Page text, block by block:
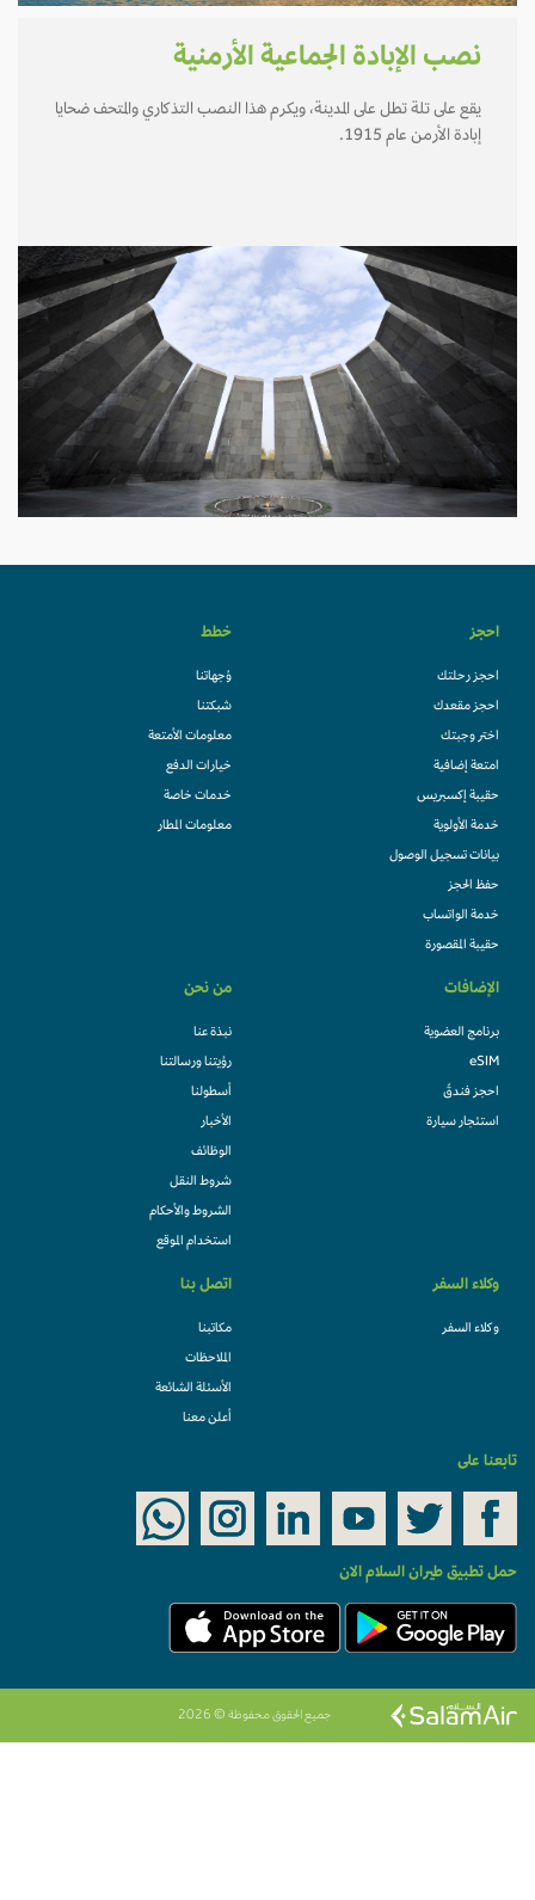
نصب الإبادة الجماعية الأرمنية
يقع على تلة تطل على المدينة، ويكرم هذا النصب التذكاري والمتحف ضحايا
إبادة الأرمن عام 1915.
احجز
احجز رحلتك
احجز مقعدك
اختر وجبتك
امتعة إضافية
حقيبة إكسبريس
خدمة الأولوية
بيانات تسجيل الوصول
حفظ الحجز
خدمة الواتساب
حقيبة المقصورة
خطط
وُجهاتنا
شبكتنا
معلومات الأمتعة
خيارات الدفع
خدمات خاصة
معلومات المطار
الإضافات
برنامج العضوية
eSIM
احجز فندقً
استئجار سيارة
من نحن
نبذة عنا
رؤيتنا ورسالتنا
أسطولنا
الأخبار
الوظائف
شروط النقل
الشروط والأحكام
استخدام الموقع
وكلاء السفر
وكلاء السفر
اتصل بنا
مكاتبنا
الملاحظات
الأسئلة الشائعة
أعلن معنا
تابعنا على
حمل تطبيق طيران السلام الان
جميع الحقوق محفوظة © 2026